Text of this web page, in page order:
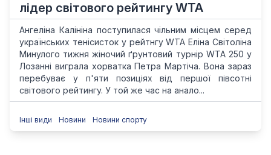
лідер світового рейтингу WTA
Ангеліна Калініна поступилася чільним місцем серед
українських тенісисток у рейтнгу WTA Еліна Світоліна
Минулого тижня жіночий ґрунтовий турнір WTA 250 у
Лозанні виграла хорватка Петра Мартіча. Вона зараз
перебуває у п'яти позиціях від першої півсотні
світового рейтингу. У той же час на анало...
Інші види Новини Новини спорту